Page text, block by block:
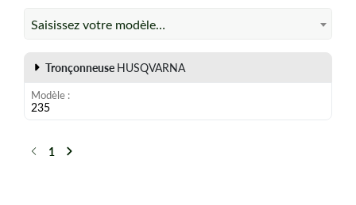
Saisissez votre modèle…
Tronçonneuse HUSQVARNA
Modèle
235
Précédent
1 Suivant